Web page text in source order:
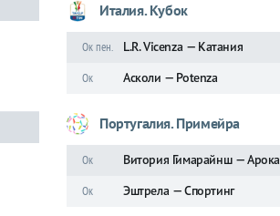
Италия. Кубок
Ок пен. L.R. Vicenza — Катания
Ок Асколи — Potenza
Португалия. Примейра
Ок Витория Гимарайнш — Арока
Ок Эштрела — Спортинг